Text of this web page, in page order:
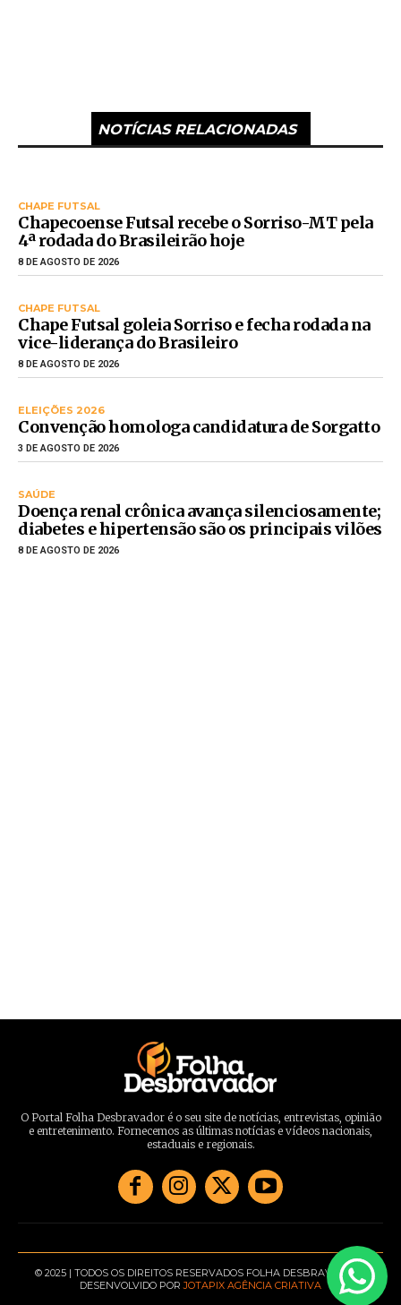
NOTÍCIAS RELACIONADAS
CHAPE FUTSAL
Chapecoense Futsal recebe o Sorriso-MT pela
4ª rodada do Brasileirão hoje
8 DE AGOSTO DE 2026
CHAPE FUTSAL
Chape Futsal goleia Sorriso e fecha rodada na
vice-liderança do Brasileiro
8 DE AGOSTO DE 2026
ELEIÇÕES 2026
Convenção homologa candidatura de Sorgatto
3 DE AGOSTO DE 2026
SAÚDE
Doença renal crônica avança silenciosamente;
diabetes e hipertensão são os principais vilões
8 DE AGOSTO DE 2026
O Portal Folha Desbravador é o seu site de notícias, entrevistas, opinião
e entretenimento. Fornecemos as últimas notícias e vídeos nacionais,
estaduais e regionais.
© 2025 | TODOS OS DIREITOS RESERVADOS FOLHA DESBRAVADOR |
DESENVOLVIDO PORJOTAPIX AGÊNCIA CRIATIVA